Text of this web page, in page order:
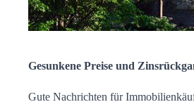
Gesunkene Preise und
Gute Nachrichten für